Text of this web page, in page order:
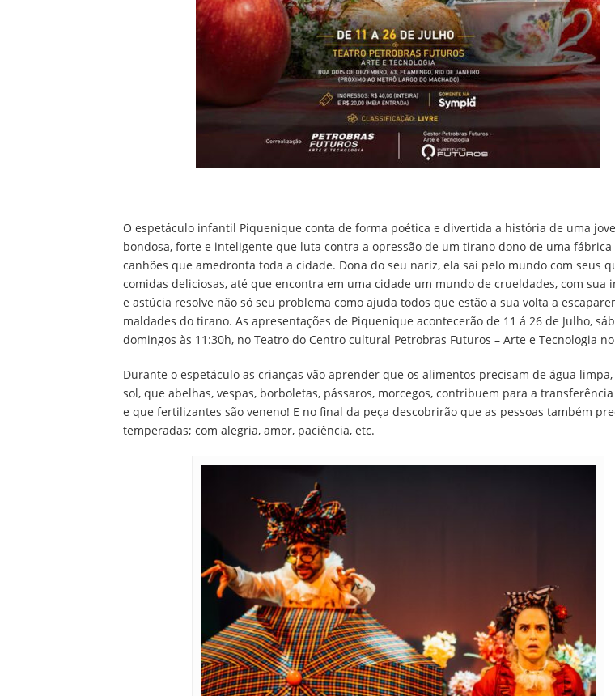
O espetáculo infantil Piquenique conta de forma poética e divertida a história de uma
bondosa, forte e inteligente que luta contra a opressão de um tirano dono de uma fábrica
canhões que amedronta toda a cidade. Dona do seu nariz, ela sai pelo mundo com seus
comidas deliciosas, até que encontra em uma cidade um mundo de crueldades, com sua
e astúcia resolve não só seu problema como ajuda todos que estão a sua volta a
maldades do tirano. As apresentações de Piquenique acontecerão de 11 á 26 de Julho,
domingos às 11:30h, no Teatro do Centro cultural Petrobras Futuros – Arte e Tecnologia
Durante o espetáculo as crianças vão aprender que os alimentos precisam de água
sol, que abelhas, vespas, borboletas, pássaros, morcegos, contribuem para a
e que fertilizantes são veneno! E no final da peça descobrirão que as pessoas também
temperadas; com alegria, amor, paciência, etc.